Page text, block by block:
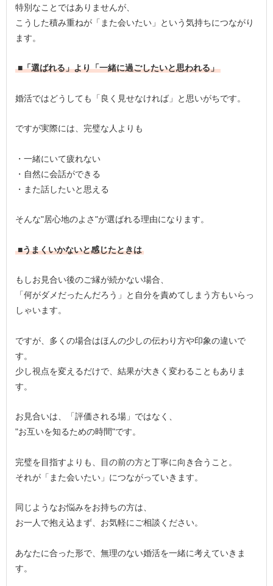
特別なことではありませんが、
こうした積み重ねが「また会いたい」という気持ちにつながり
ます。
■「選ばれる」より「一緒に過ごしたいと思われる」
婚活ではどうしても「良く見せなければ」と思いがちです。
ですが実際には、完璧な人よりも
・一緒にいて疲れない
・自然に会話ができる
・また話したいと思える
そんな"居心地のよさ"が選ばれる理由になります。
■うまくいかないと感じたときは
もしお見合い後のご縁が続かない場合、
「何がダメだったんだろう」と自分を責めてしまう方もいらっ
しゃいます。
ですが、多くの場合はほんの少しの伝わり方や印象の違いで
す。
少し視点を変えるだけで、結果が大きく変わることもありま
す。
お見合いは、「評価される場」ではなく、
"お互いを知るための時間"です。
完璧を目指すよりも、目の前の方と丁寧に向き合うこと。
それが「また会いたい」につながっていきます。
同じようなお悩みをお持ちの方は、
お一人で抱え込まず、お気軽にご相談ください。
あなたに合った形で、無理のない婚活を一緒に考えていきま
す。